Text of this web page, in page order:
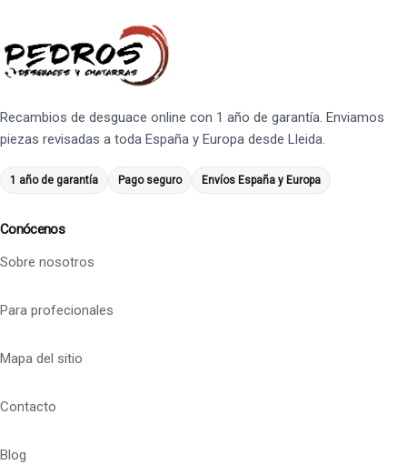
Recambios de desguace online con 1 año de garantía. Enviamos
piezas revisadas a toda España y Europa desde Lleida.
1 año de garantía Pago seguro Envíos España y Europa
Conócenos
Sobre nosotros
Para profecionales
Mapa del sitio
Contacto
Blog